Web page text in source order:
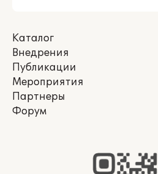
Каталог
Внедрения
Публикации
Мероприятия
Партнеры
Форум